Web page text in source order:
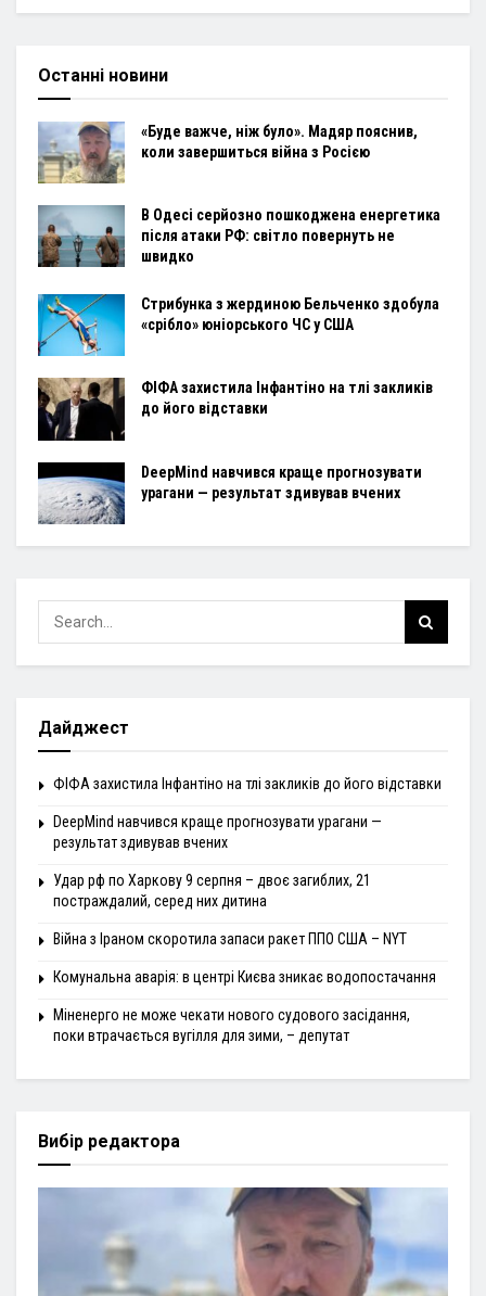
Останні новини
«Буде важче, ніж було». Мадяр пояснив,
коли завершиться війна з Росією
В Одесі серйозно пошкоджена енергетика
після атаки РФ: світло повернуть не
швидко
Стрибунка з жердиною Бельченко здобула
«срібло» юніорського ЧС у США
ФІФА захистила Інфантіно на тлі закликів
до його відставки
DeepMind навчився краще прогнозувати
урагани — результат здивував вчених
Дайджест
ФІФА захистила Інфантіно на тлі закликів до його відставки
DeepMind навчився краще прогнозувати урагани —
результат здивував вчених
Удар рф по Харкову 9 серпня – двоє загиблих, 21
постраждалий, серед них дитина
Війна з Іраном скоротила запаси ракет ППО США – NYT
Комунальна аварія: в центрі Києва зникає водопостачання
Міненерго не може чекати нового судового засідання,
поки втрачається вугілля для зими, – депутат
Вибір редактора